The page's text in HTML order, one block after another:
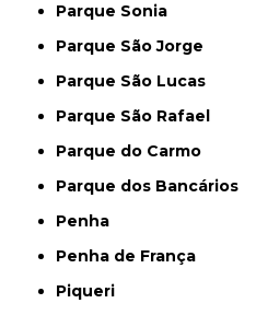
Parque Sonia
Parque São Jorge
Parque São Lucas
Parque São Rafael
Parque do Carmo
Parque dos Bancários
Penha
Penha de França
Piqueri